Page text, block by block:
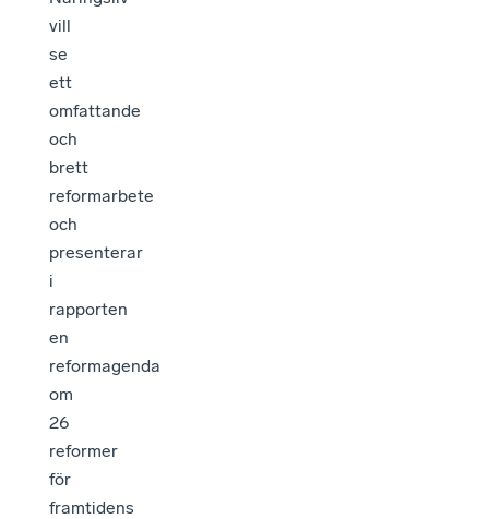
vill
se
ett
omfattande
och
brett
reformarbete
och
presenterar
i
rapporten
en
reformagenda
om
26
reformer
för
framtidens